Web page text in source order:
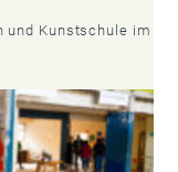
und Kunstschule im